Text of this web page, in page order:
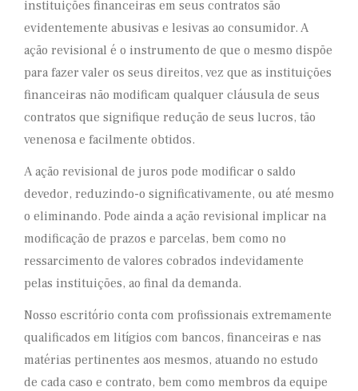
instituições financeiras em seus contratos são
evidentemente abusivas e lesivas ao consumidor. A
ação revisional é o instrumento de que o mesmo dispõe
para fazer valer os seus direitos, vez que as instituições
financeiras não modificam qualquer cláusula de seus
contratos que signifique redução de seus lucros, tão
venenosa e facilmente obtidos.
A ação revisional de juros pode modificar o saldo
devedor, reduzindo-o significativamente, ou até mesmo
o eliminando. Pode ainda a ação revisional implicar na
modificação de prazos e parcelas, bem como no
ressarcimento de valores cobrados indevidamente
pelas instituições, ao final da demanda.
Nosso escritório conta com profissionais extremamente
qualificados em litígios com bancos, financeiras e nas
matérias pertinentes aos mesmos, atuando no estudo
de cada caso e contrato, bem como membros da equipe